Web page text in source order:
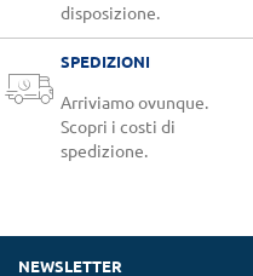
disposizione.
SPEDIZIONI
Arriviamo ovunque.
Scopri i costi di
spedizione.
NEWSLETTER